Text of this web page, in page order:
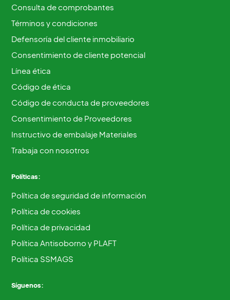
Consulta de comprobantes
Términos y condiciones
Defensoría del cliente inmobiliario
Consentimiento de cliente potencial
Línea ética
Código de ética
Código de conducta de proveedores
Consentimiento de Proveedores
Instructivo de embalaje Materiales
Trabaja con nosotros
Políticas:
Política de seguridad de información
Política de cookies
Política de privacidad
Política Antisoborno y PLAFT
Política SSMAGS
Síguenos: